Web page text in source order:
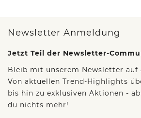
Newsletter Anmeldung
Jetzt Teil der Newsletter-
Bleib mit unserem Newsletter auf
Von aktuellen Trend-Highlights
bis hin zu exklusiven Aktionen -
du nichts mehr!